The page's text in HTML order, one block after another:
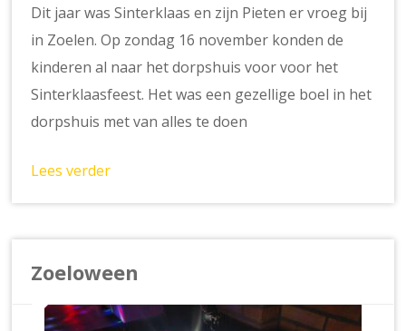
Dit jaar was Sinterklaas en zijn Pieten er vroeg bij
in Zoelen. Op zondag 16 november konden de
kinderen al naar het dorpshuis voor voor het
Sinterklaasfeest. Het was een gezellige boel in het
dorpshuis met van alles te doen
Lees verder
Zoeloween